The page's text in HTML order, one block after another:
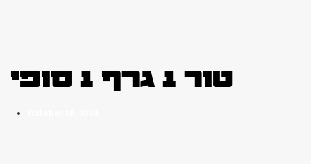
טור 1 גרף 1 סופי